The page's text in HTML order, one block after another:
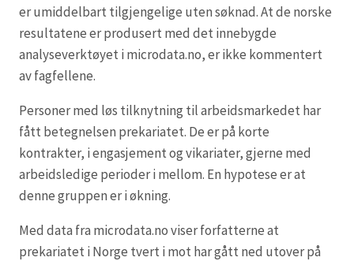
er umiddelbart tilgjengelige uten søknad. At de norske
resultatene er produsert med det innebygde
analyseverktøyet i microdata.no, er ikke kommentert
av fagfellene.
Personer med løs tilknytning til arbeidsmarkedet har
fått betegnelsen prekariatet. De er på korte
kontrakter, i engasjement og vikariater, gjerne med
arbeidsledige perioder i mellom. En hypotese er at
denne gruppen er i økning.
Med data fra microdata.no viser forfatterne at
prekariatet i Norge tvert i mot har gått ned utover på